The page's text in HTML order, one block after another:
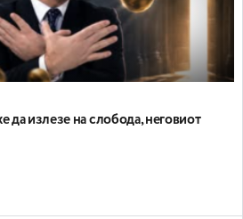
да излезе на слобода, неговиот